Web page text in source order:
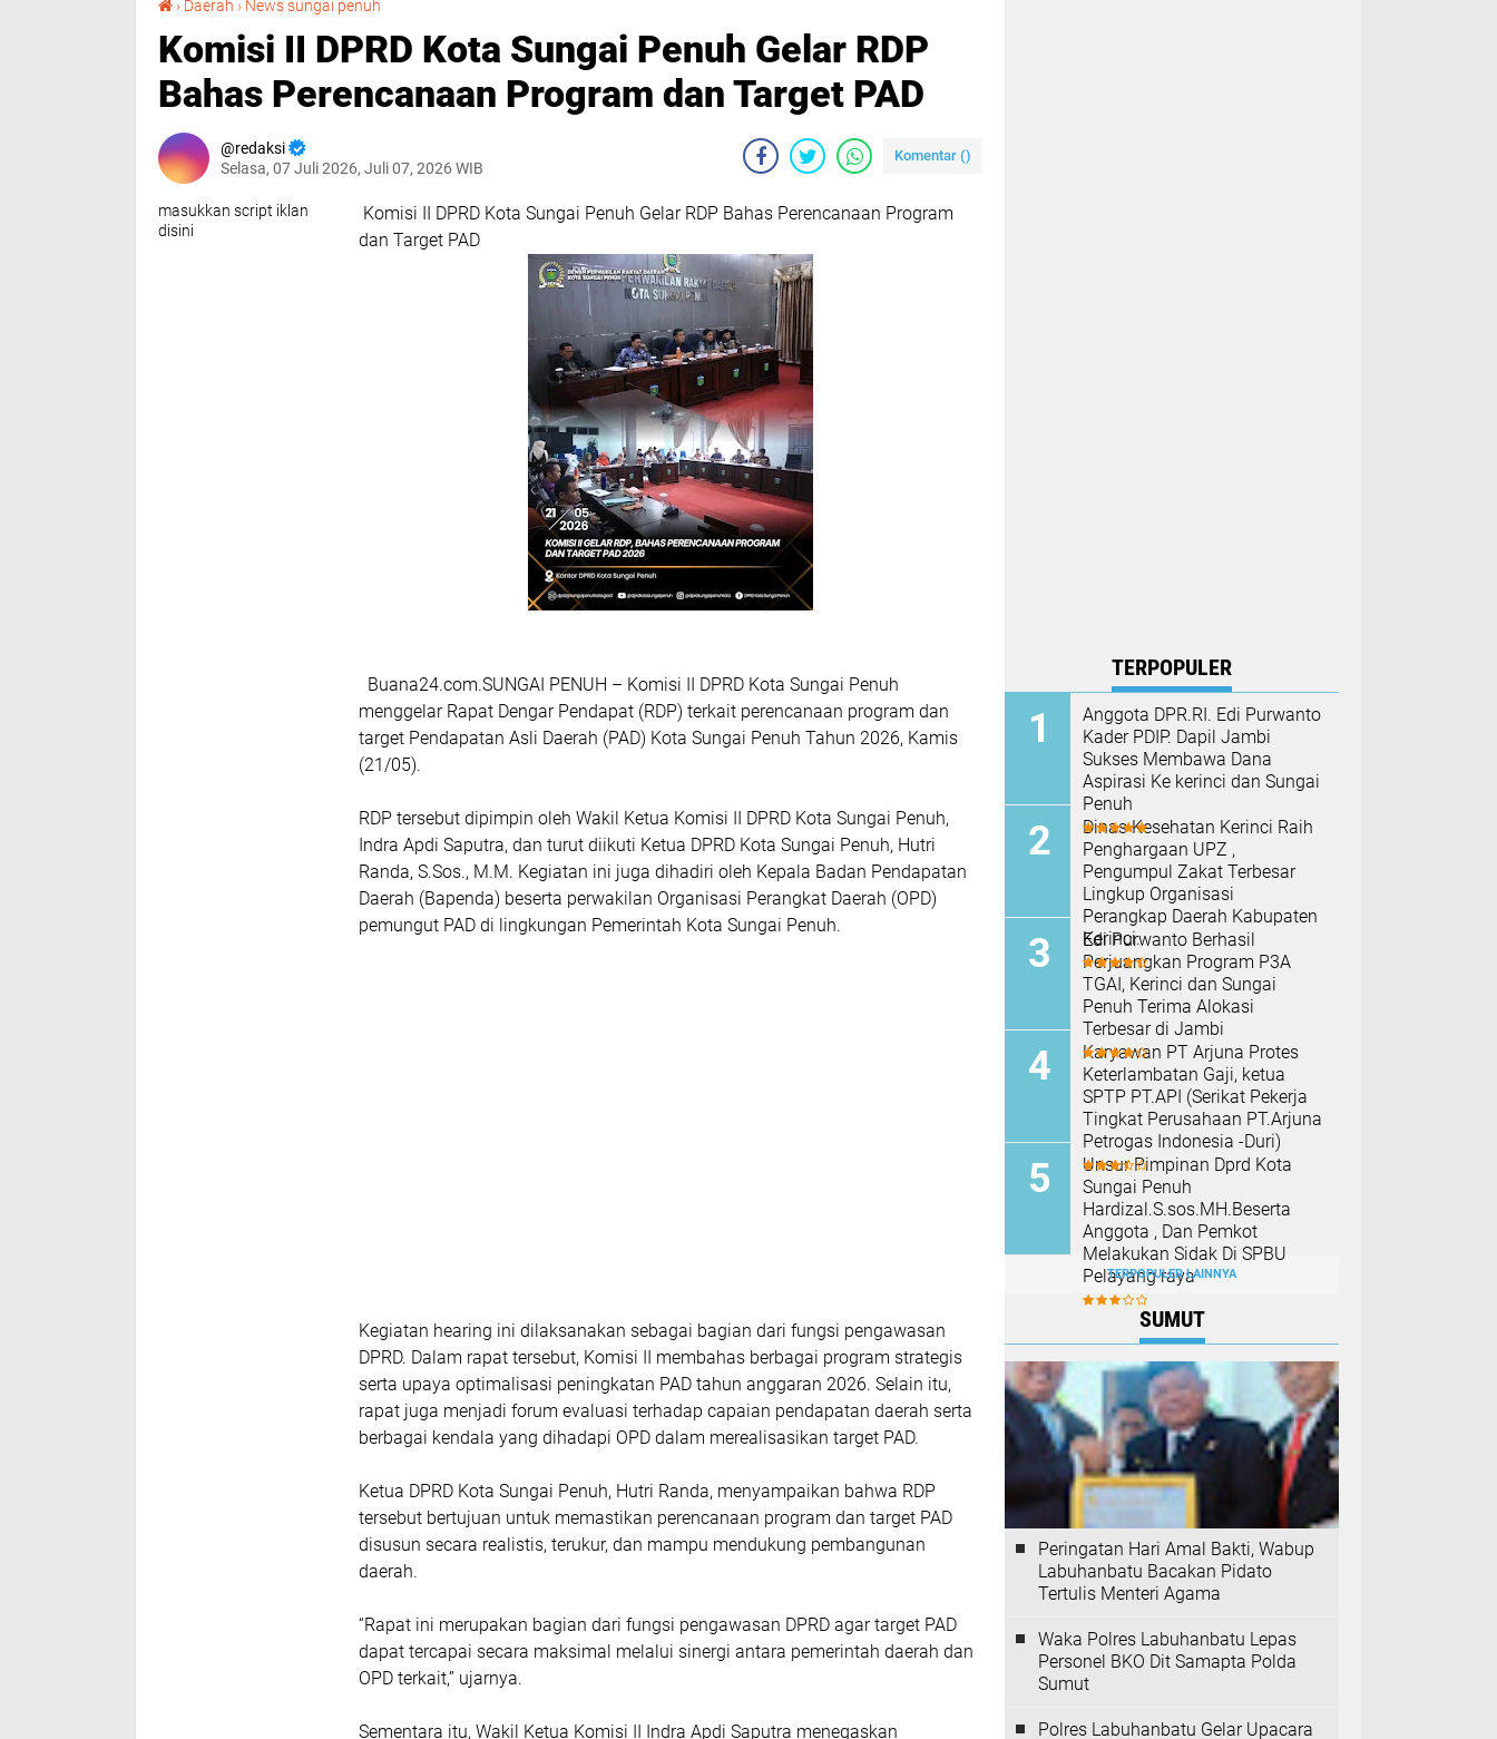
› Daerah › News sungai penuh
Komisi II DPRD Kota Sungai Penuh Gelar RDP
Bahas Perencanaan Program dan Target PAD
redaksi
Selasa, 07 Juli 2026, Juli 07, 2026 WIB
Komentar ()
masukkan script iklan
disini
Komisi II DPRD Kota Sungai Penuh Gelar RDP Bahas Perencanaan Program
dan Target PAD
Buana24.com.SUNGAI PENUH – Komisi II DPRD Kota Sungai Penuh
menggelar Rapat Dengar Pendapat (RDP) terkait perencanaan program dan
target Pendapatan Asli Daerah (PAD) Kota Sungai Penuh Tahun 2026, Kamis
(21/05).
RDP tersebut dipimpin oleh Wakil Ketua Komisi II DPRD Kota Sungai Penuh,
Indra Apdi Saputra, dan turut diikuti Ketua DPRD Kota Sungai Penuh, Hutri
Randa, S.Sos., M.M. Kegiatan ini juga dihadiri oleh Kepala Badan Pendapatan
Daerah (Bapenda) beserta perwakilan Organisasi Perangkat Daerah (OPD)
pemungut PAD di lingkungan Pemerintah Kota Sungai Penuh.
Kegiatan hearing ini dilaksanakan sebagai bagian dari fungsi pengawasan
DPRD. Dalam rapat tersebut, Komisi II membahas berbagai program strategis
serta upaya optimalisasi peningkatan PAD tahun anggaran 2026. Selain itu,
rapat juga menjadi forum evaluasi terhadap capaian pendapatan daerah serta
berbagai kendala yang dihadapi OPD dalam merealisasikan target PAD.
Ketua DPRD Kota Sungai Penuh, Hutri Randa, menyampaikan bahwa RDP
tersebut bertujuan untuk memastikan perencanaan program dan target PAD
disusun secara realistis, terukur, dan mampu mendukung pembangunan
daerah.
“Rapat ini merupakan bagian dari fungsi pengawasan DPRD agar target PAD
dapat tercapai secara maksimal melalui sinergi antara pemerintah daerah dan
OPD terkait,” ujarnya.
Sementara itu, Wakil Ketua Komisi II Indra Apdi Saputra menegaskan
TERPOPULER
Anggota DPR.RI. Edi Purwanto
Kader PDIP. Dapil Jambi
Sukses Membawa Dana
Aspirasi Ke kerinci dan Sungai
Penuh
Dinas Kesehatan Kerinci Raih
Penghargaan UPZ ,
Pengumpul Zakat Terbesar
Lingkup Organisasi
Perangkap Daerah Kabupaten
Kerinci.
Edi Purwanto Berhasil
Perjuangkan Program P3A
TGAI, Kerinci dan Sungai
Penuh Terima Alokasi
Terbesar di Jambi
Karyawan PT Arjuna Protes
Keterlambatan Gaji, ketua
SPTP PT.API (Serikat Pekerja
Tingkat Perusahaan PT.Arjuna
Petrogas Indonesia -Duri)
Unsur Pimpinan Dprd Kota
Sungai Penuh
Hardizal.S.sos.MH.Beserta
Anggota , Dan Pemkot
Melakukan Sidak Di SPBU
Pelayang raya
TERPOPULER LAINNYA
SUMUT
Peringatan Hari Amal Bakti, Wabup
Labuhanbatu Bacakan Pidato
Tertulis Menteri Agama
Waka Polres Labuhanbatu Lepas
Personel BKO Dit Samapta Polda
Sumut
Polres Labuhanbatu Gelar Upacara